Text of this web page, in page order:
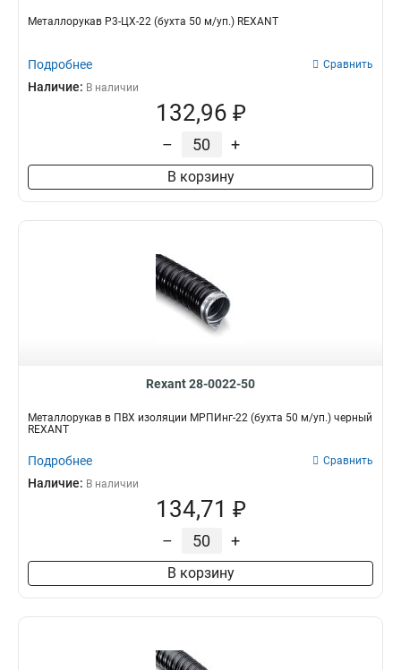
Металлорукав Р3-ЦХ-22 (бухта 50 м/уп.) REXANT
Подробнее Сравнить
Наличие: В наличии
132,96 ₽
– +
В корзину
Rexant 28-0022-50
Металлорукав в ПВХ изоляции МРПИнг-22 (бухта 50 м/уп.) черный
REXANT
Подробнее Сравнить
Наличие: В наличии
134,71 ₽
– +
В корзину